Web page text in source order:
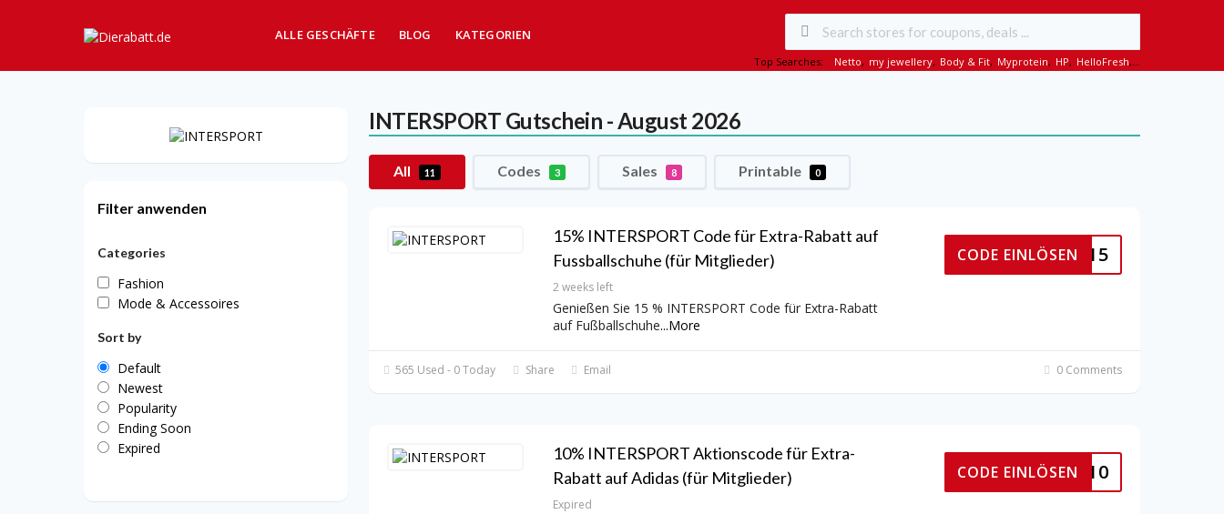
ALLE GESCHÄFTE BLOG KATEGORIEN
Top Searches: Netto, my jewellery, Body & Fit, Myprotein, HP, HelloFresh,...
INTERSPORT Gutschein - August 2026
All 11 Codes 3 Sales 8 Printable 0
15% INTERSPORT Code für Extra-Rabatt auf
Fussballschuhe (für Mitglieder)
2 weeks left
Genießen Sie 15 % INTERSPORT Code für Extra-Rabatt
auf Fußballschuhe...More
SSBALL15
CODE EINLÖSEN
565 Used - 0 Today Share Email 0 Comments
10% INTERSPORT Aktionscode für Extra-
Rabatt auf Adidas (für Mitglieder)
Expired
ADIDAS10
CODE EINLÖSEN
Filter anwenden
Categories
Fashion
Mode & Accessoires
Sort by
Default
Newest
Popularity
Ending Soon
Expired